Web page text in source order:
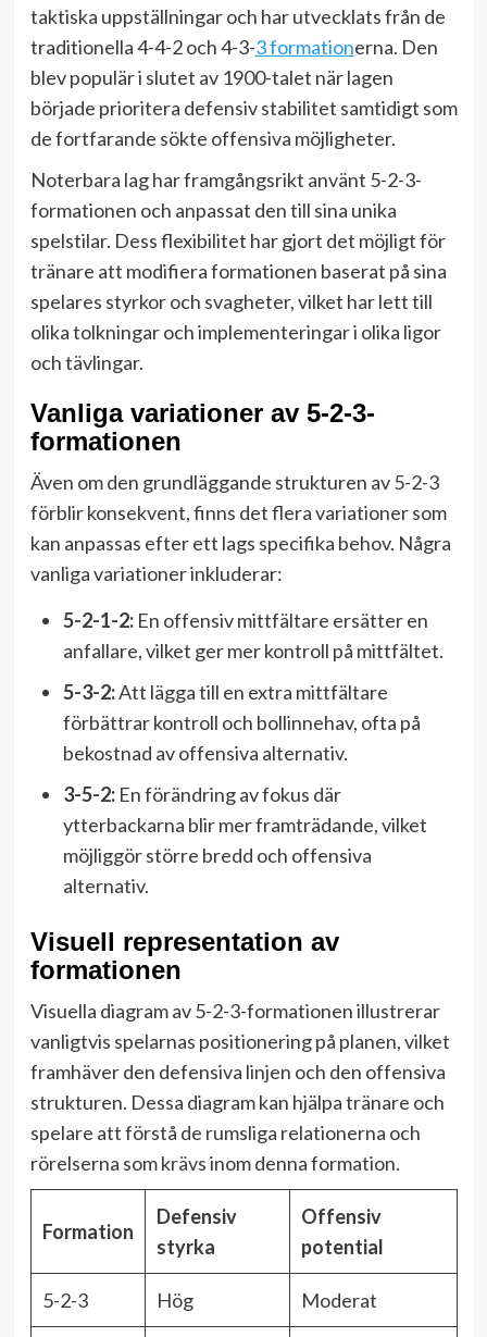
taktiska uppställningar och har utvecklats från de
traditionella 4-4-2 och 4-3-3 formationerna. Den
blev populär i slutet av 1900-talet när lagen
började prioritera defensiv stabilitet samtidigt som
de fortfarande sökte offensiva möjligheter.
Noterbara lag har framgångsrikt använt 5-2-3-
formationen och anpassat den till sina unika
spelstilar. Dess flexibilitet har gjort det möjligt för
tränare att modifiera formationen baserat på sina
spelares styrkor och svagheter, vilket har lett till
olika tolkningar och implementeringar i olika ligor
och tävlingar.
Vanliga variationer av 5-2-3-
formationen
Även om den grundläggande strukturen av 5-2-3
förblir konsekvent, finns det flera variationer som
kan anpassas efter ett lags specifika behov. Några
vanliga variationer inkluderar:
5-2-1-2:En offensiv mittfältare ersätter en
anfallare, vilket ger mer kontroll på mittfältet.
5-3-2:Att lägga till en extra mittfältare
förbättrar kontroll och bollinnehav, ofta på
bekostnad av offensiva alternativ.
3-5-2:En förändring av fokus där
ytterbackarna blir mer framträdande, vilket
möjliggör större bredd och offensiva
alternativ.
Visuell representation av
formationen
Visuella diagram av 5-2-3-formationen illustrerar
vanligtvis spelarnas positionering på planen, vilket
framhäver den defensiva linjen och den offensiva
strukturen. Dessa diagram kan hjälpa tränare och
spelare att förstå de rumsliga relationerna och
rörelserna som krävs inom denna formation.
Formation
Defensiv
styrka
Offensiv
potential
5-2-3 Hög Moderat